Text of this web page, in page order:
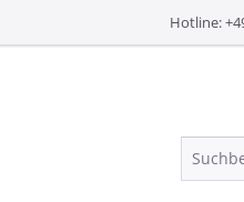
Hotline: